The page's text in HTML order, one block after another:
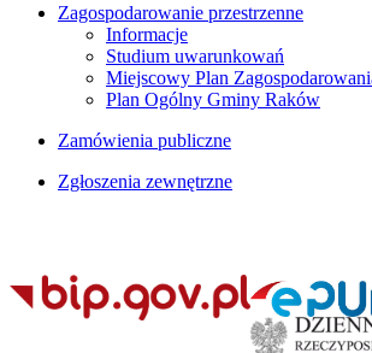
Zagospodarowanie przestrzenne
Informacje
Studium uwarunkowań
Miejscowy Plan
Plan Ogólny Gminy Raków
Zamówienia publiczne
Zgłoszenia zewnętrzne